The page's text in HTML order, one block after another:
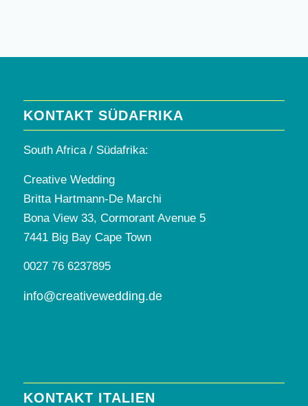
KONTAKT SÜDAFRIKA
South Africa / Südafrika:
Creative Wedding
Britta Hartmann-De Marchi
Bona View 33, Cormorant Avenue 5
7441 Big Bay Cape Town
0027 76 6237895
info@creativewedding.de
KONTAKT ITALIEN